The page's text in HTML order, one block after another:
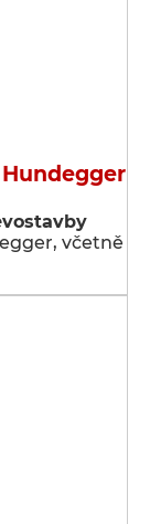
včetně